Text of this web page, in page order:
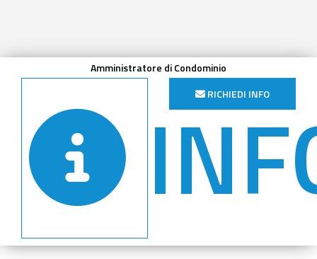
Amministratore di Condominio
RICHIEDI INFO